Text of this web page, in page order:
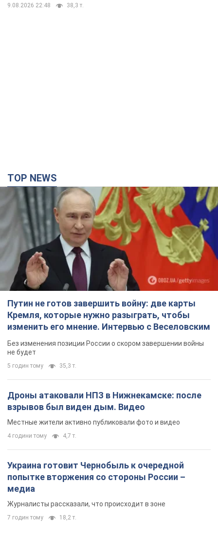
9.08.2026 22:48 38,3 т.
TOP NEWS
Путин не готов завершить войну: две карты
Кремля, которые нужно разыграть, чтобы
изменить его мнение. Интервью с Веселовским
Без изменения позиции России о скором завершении войны
не будет
5 годин тому 35,3 т.
Дроны атаковали НПЗ в Нижнекамске: после
взрывов был виден дым. Видео
Местные жители активно публиковали фото и видео
4 години тому 4,7 т.
Украина готовит Чернобыль к очередной
попытке вторжения со стороны России –
медиа
Журналисты рассказали, что происходит в зоне
7 годин тому 18,2 т.